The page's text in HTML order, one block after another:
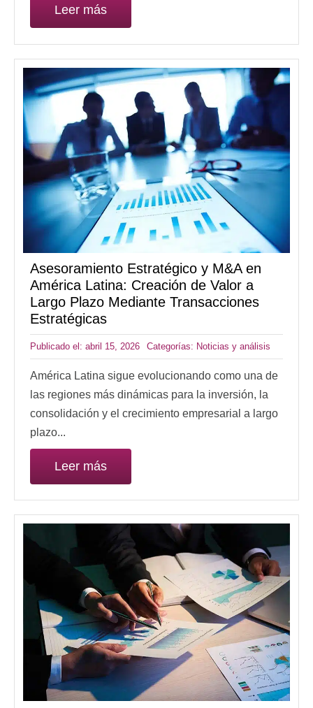
Leer más
Asesoramiento Estratégico y M&A en
América Latina: Creación de Valor a
Largo Plazo Mediante Transacciones
Estratégicas
Publicado el: abril 15, 2026 Categorías: Noticias y análisis
América Latina sigue evolucionando como una de
las regiones más dinámicas para la inversión, la
consolidación y el crecimiento empresarial a largo
plazo...
Leer más